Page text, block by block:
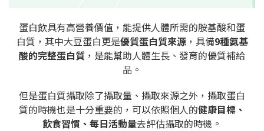
蛋白飲具有高營養價值，能提供人體所需的胺基酸和蛋
白質，其中大豆蛋白更是優質蛋白質來源，具備9種氨基
酸的完整蛋白質 ，是能幫助人體生長、發育的優質補給
品。
但是蛋白質攝取除了攝取量、攝取來源之外，攝取蛋白
質的時機也是十分重要的，可以依照個人的健康目標、
飲食習慣、每日活動量去評估攝取的時機。